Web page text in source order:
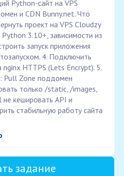
Python-сайт на VPS
и CDN Bunny.net. Что
проект на VPS Cloudzy
Python 3.10+, зависимости из
запуск приложения
4. Подключить
HTTPS (Lets Encrypt). 5.
Pull Zone поддомен
только /static, /images,
кешировать API и
стабильную работу сайта
задание